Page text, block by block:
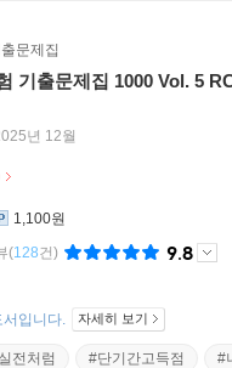
문제집
기출문제집 1000 Vol. 5
년 12월
1,100원
(128건) 9.8
서입니다. 자세히 보기
전처럼 #단기간고득점 #